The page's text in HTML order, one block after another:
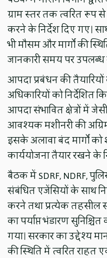
ग्राम स्तर तक त्वरित रूप
करने के निर्देश दिए गए।
भी मौसम और मार्गों की
जानकारी समय पर उपलब्ध
आपदा प्रबंधन की
अधिकारियों को
आपदा संभावित क्षेत्रों में
आवश्यक मशीनरी की
इसके अलावा बंद मार्गों
कार्ययोजना तैयार रखने के
बैठक में SDRF, NDRF,
संबंधित एजेंसियों के साथ
करने तथा प्रत्येक तहसील
का पर्याप्त भंडारण
गया। सरकार का उद्देश्य
की स्थिति में त्वरित राहत